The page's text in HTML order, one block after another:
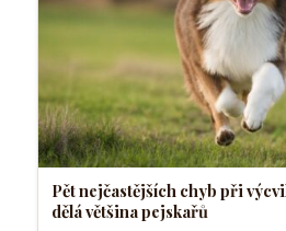
Pět nejčastějších chyb při
dělá většina pejskařů